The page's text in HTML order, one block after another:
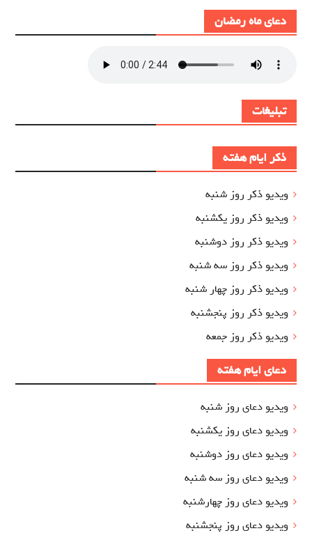
دعای ماه رمضان
تبلیغات
ذکر ایام هفته
ویدیو ذکر روز شنبه
ویدیو ذکر روز یکشنبه
ویدیو ذکر روز دوشنبه
ویدیو ذکر روز سه شنبه
ویدیو ذکر روز چهار شنبه
ویدیو ذکر روز پنجشنبه
ویدیو ذکر روز جمعه
دعای ایام هفته
ویدیو دعای روز شنبه
ویدیو دعای روز یکشنبه
ویدیو دعای روز دوشنبه
ویدیو دعای روز سه شنبه
ویدیو دعای روز چهارشنبه
ویدیو دعای روز پنجشنبه